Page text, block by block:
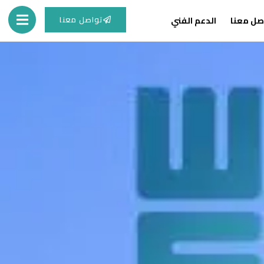
معنا الدعم الفني تواصل معنا